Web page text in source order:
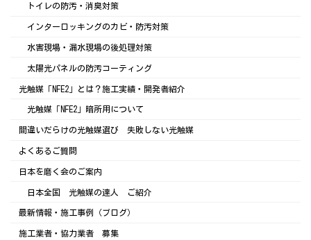
トイレの防汚・消臭対策
インターロッキングのカビ・防汚対策
水害現場・漏水現場の後処理対策
太陽光パネルの防汚コーティング
光触媒「NFE2」とは？施工実績・開発者紹介
光触媒「NFE2」暗所用について
間違いだらけの光触媒選び 失敗しない光触媒
よくあるご質問
日本を磨く会のご案内
日本全国 光触媒の達人 ご紹介
最新情報・施工事例（ブログ）
施工業者・協力業者 募集